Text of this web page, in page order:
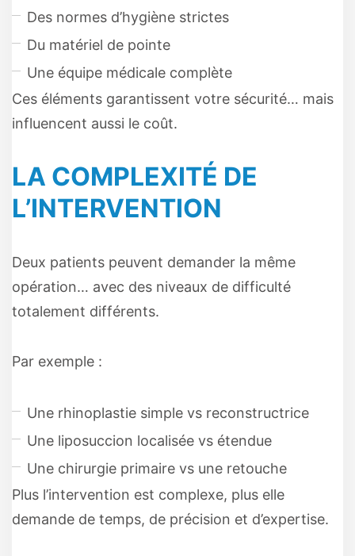
Des normes d’hygiène strictes
Du matériel de pointe
Une équipe médicale complète
Ces éléments garantissent votre sécurité… mais
influencent aussi le coût.
LA COMPLEXITÉ DE
L’INTERVENTION
Deux patients peuvent demander la même
opération… avec des niveaux de difficulté
totalement différents.
Par exemple :
Une rhinoplastie simple vs reconstructrice
Une liposuccion localisée vs étendue
Une chirurgie primaire vs une retouche
Plus l’intervention est complexe, plus elle
demande de temps, de précision et d’expertise.